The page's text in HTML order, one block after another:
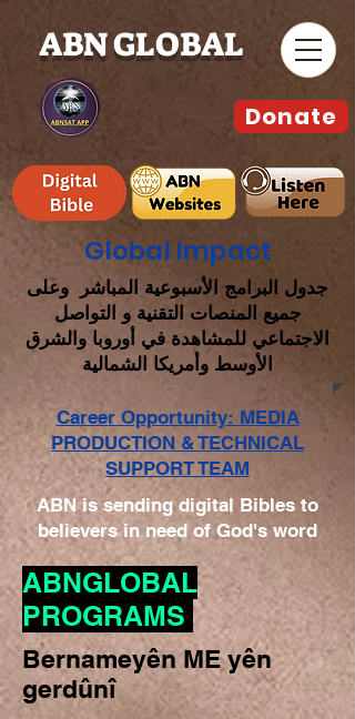
ABN GLOBAL
Global Impact
جدول البرامج الأسبوعية المباشر وعلى
جميع المنصات التقنية و التواصل
الاجتماعي للمشاهدة في أوروبا والشرق
الأوسط وأمريكا الشمالية
ABN is sending digital Bibles to
believers in need of God's word
Donate
Career Opportunity: MEDIA
PRODUCTION & TECHNICAL
SUPPORT TEAM
ABNGLOBAL
PROGRAMS
Bernameyên ME yên
gerdûnî